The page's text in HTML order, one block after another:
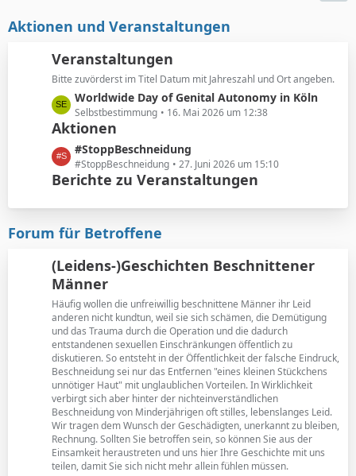
Aktionen und Veranstaltungen
Veranstaltungen
Bitte zuvörderst im Titel Datum mit Jahreszahl und Ort angeben.
L
e
t
z
t
e
e
t
ä
g
e
Worldwide Day of Genital Autonomy in Köln
Selbstbestimmung 16. Mai 2026 um 12:38
Aktionen
L
e
t
t
e
e
i
t
r
ä
g
e
#StoppBeschneidung
#StoppBeschneidung 27. Juni 2026 um 15:10
Berichte zu Veranstaltungen
Forum für Betroffene
(Leidens-)Geschichten Beschnittener
Männer
Häufig wollen die unfreiwillig beschnittene Männer ihr Leid
anderen nicht kundtun, weil sie sich schämen, die Demütigung
und das Trauma durch die Operation und die dadurch
entstandenen sexuellen Einschränkungen öffentlich zu
diskutieren. So entsteht in der Öffentlichkeit der falsche Eindruck,
Beschneidung sei nur das Entfernen "eines kleinen Stückchens
unnötiger Haut" mit unglaublichen Vorteilen. In Wirklichkeit
verbirgt sich aber hinter der nichteinverständlichen
Beschneidung von Minderjährigen oft stilles, lebenslanges Leid.
Wir tragen dem Wunsch der Geschädigten, unerkannt zu bleiben,
Rechnung. Sollten Sie betroffen sein, so können Sie aus der
Einsamkeit heraustreten und uns hier Ihre Geschichte mit uns
teilen, damit Sie sich nicht mehr allein fühlen müssen.